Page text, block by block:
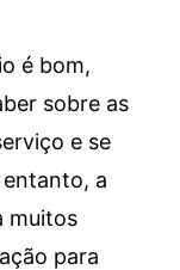
é bom,
sobre as
e se
a
muitos
para